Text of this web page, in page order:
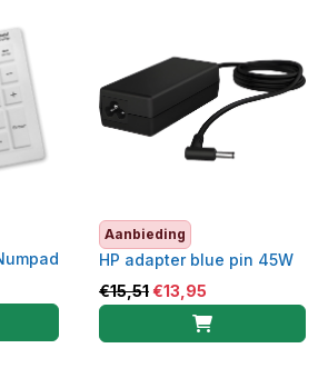
Aanbieding
HP adapter blue pin 45W
€15,51€13,95